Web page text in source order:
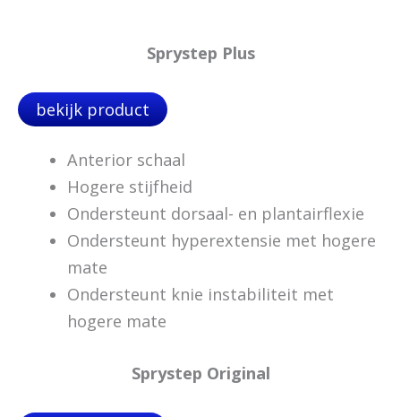
Sprystep Plus
bekijk product
Anterior schaal
Hogere stijfheid
Ondersteunt dorsaal- en plantairflexie
Ondersteunt hyperextensie met hogere
mate
Ondersteunt knie instabiliteit met
hogere mate
Sprystep Original